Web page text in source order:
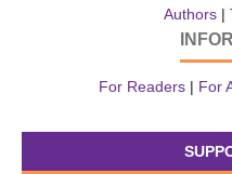
Authors|
For Readers| For